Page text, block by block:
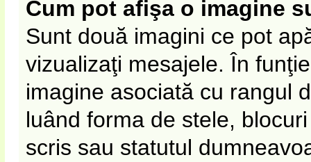
Cum pot afişa o imagine
Sunt două imagini ce pot
vizualizaţi mesajele. În
imagine asociată cu rangul
luând forma de stele,
scris sau statutul